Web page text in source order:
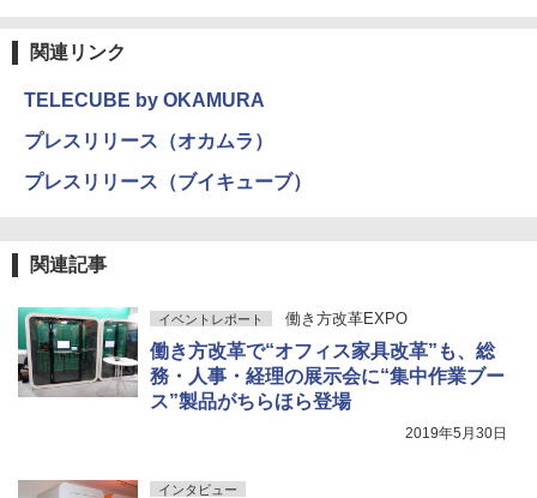
関連リンク
TELECUBE by OKAMURA
プレスリリース（オカムラ）
プレスリリース（ブイキューブ）
関連記事
イベントレポート 働き方改革EXPO
働き方改革で“オフィス家具改革”も、総
務・人事・経理の展示会に“集中作業ブー
ス”製品がちらほら登場
2019年5月30日
インタビュー